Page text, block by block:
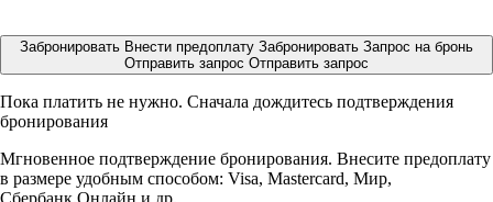
Забронировать Внести предоплату Забронировать Запрос на бронь
Отправить запрос Отправить запрос
Пока платить не нужно. Сначала дождитесь подтверждения
бронирования
Мгновенное подтверждение бронирования. Внесите предоплату
в размере удобным способом: Visa, Mastercard, Мир,
Сбербанк.Онлайн и др.